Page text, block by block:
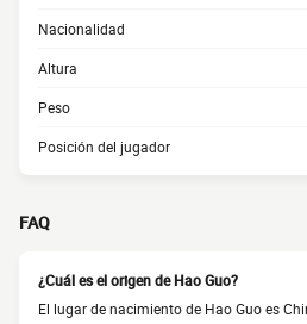
Nacionalidad
Altura
Peso
Posición del jugador
FAQ
¿Cuál es el origen de Hao Guo?
El lugar de nacimiento de Hao Guo es